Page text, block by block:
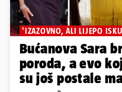
'IZAZOVNO, ALI LIJEPO
Bućanova Sara
poroda, a evo
su još postale